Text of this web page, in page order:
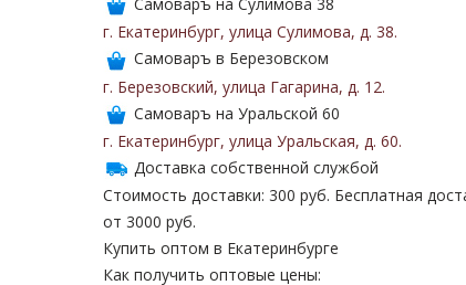
г. Екатеринбург, улица Сулимова, д. 38.
Самоваръ в Березовском
г. Березовский, улица Гагарина, д. 12.
Самоваръ на Уральской 60
г. Екатеринбург, улица Уральская, д. 60.
Доставка собственной службой
Стоимость доставки: 300 руб. Бесплатная
от 3000 руб.
Купить оптом в Екатеринбурге
Как получить оптовые цены: